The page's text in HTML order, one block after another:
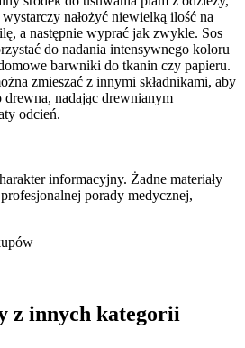
nałożyć niewielką ilość na
a następnie wyprać jak zwykle. Sos
do nadania intensywnego koloru
barwniki do tkanin czy papieru.
zmieszać z innymi składnikami, aby
nadając drewnianym
odcień.
informacyjny. Żadne materiały
porady medycznej,
z innych kategorii